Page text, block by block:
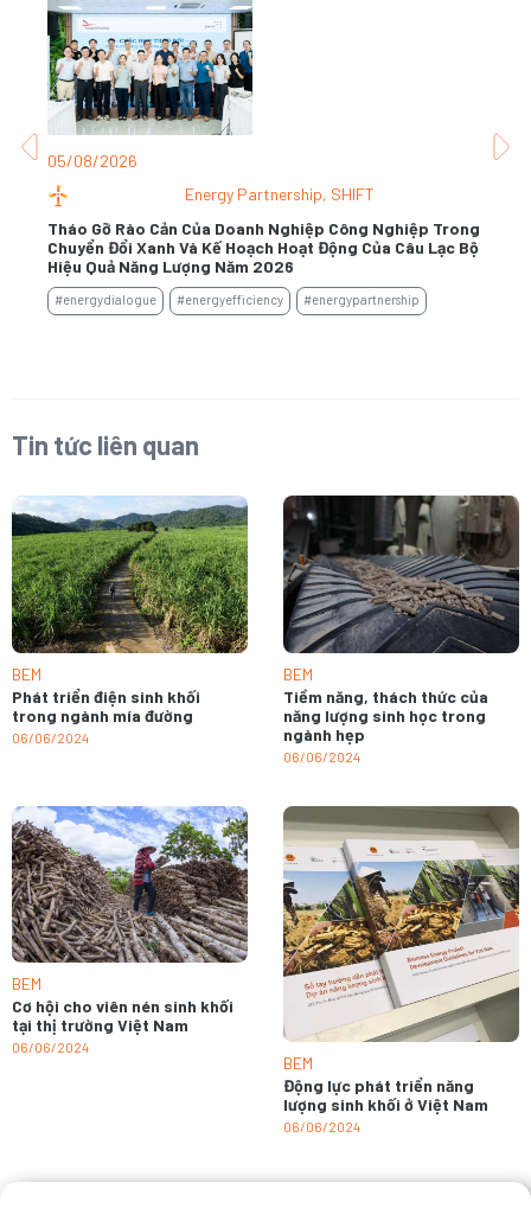
05/08/2026
Energy Partnership, SHIFT
Tháo Gỡ Rào Cản Của Doanh Nghiệp Công Nghiệp Trong
Chuyển Đổi Xanh Và Kế Hoạch Hoạt Động Của Câu Lạc Bộ
Hiệu Quả Năng Lượng Năm 2026
#energydialogue #energyefficiency #energypartnership
Tin tức liên quan
BEM
Phát triển điện sinh khối
trong ngành mía đường
06/06/2024
BEM
Tiềm năng, thách thức của
năng lượng sinh học trong
ngành hẹp
06/06/2024
BEM
Cơ hội cho viên nén sinh khối
tại thị trường Việt Nam
06/06/2024
BEM
Động lực phát triển năng
lượng sinh khối ở Việt Nam
06/06/2024